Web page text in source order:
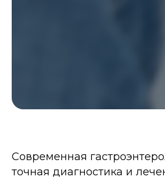
Современная
точная диагностика и